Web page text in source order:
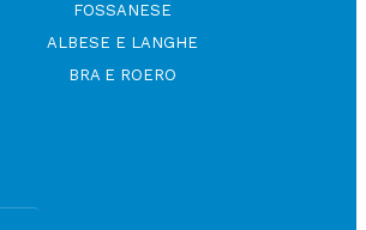
FOSSANESE
ALBESE E LANGHE
BRA E ROERO